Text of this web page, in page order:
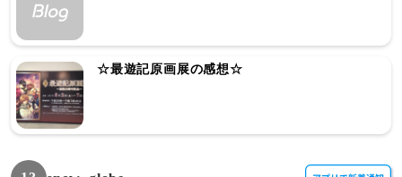
☆最遊記原画展の感想☆